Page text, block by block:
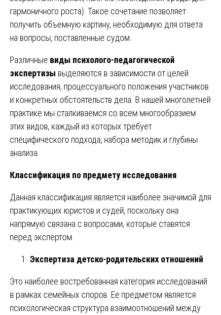
гармоничного роста). Такое сочетание позволяет
получить объемную картину, необходимую для ответа
на вопросы, поставленные судом.
Различные виды психолого-педагогической
экспертизы выделяются в зависимости от целей
исследования, процессуального положения участников
и конкретных обстоятельств дела. В нашей многолетней
практике мы сталкиваемся со всем многообразием
этих видов, каждый из которых требует
специфического подхода, набора методик и глубины
анализа.
Классификация по предмету исследования
Данная классификация является наиболее значимой для
практикующих юристов и судей, поскольку она
напрямую связана с вопросами, которые ставятся
перед экспертом.
Экспертиза детско-родительских отношений
Это наиболее востребованная категория исследований
в рамках семейных споров. Ее предметом является
психологическая структура взаимоотношений между